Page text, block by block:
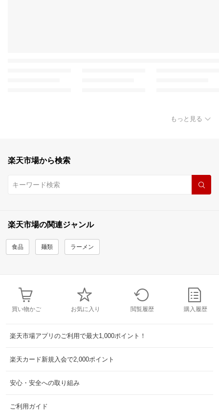
もっと見る
楽天市場から検索
楽天市場の関連ジャンル
食品 麺類 ラーメン
買い物かご お気に入り 閲覧履歴 購入履歴
楽天市場アプリのご利用で最大1,000ポイント！
楽天カード新規入会で2,000ポイント
安心・安全への取り組み
ご利用ガイド